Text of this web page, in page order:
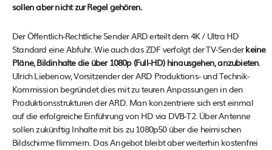
sollen aber nicht zur Regel gehören.
Der Öffentlich-Rechtliche Sender ARD erteilt dem 4K / Ultra HD
Standard eine Abfuhr. Wie auch das ZDF verfolgt der TV-Senderkeine
Pläne, Bildinhalte die über 1080p (Full-HD) hinausgehen, anzubieten.
Ulrich Liebenow, Vorsitzender der ARD Produktions- und Technik-
Kommission begründet dies mit zu teuren Anpassungen in den
Produktionsstrukturen der ARD. Man konzentriere sich erst einmal
auf die erfolgreiche Einführung von HD via DVB-T2. Über Antenne
sollen zukünftig Inhalte mit bis zu 1080p50 über die heimischen
Bildschirme flimmern. Das Angebot bleibt aber weiterhin kostenfrei